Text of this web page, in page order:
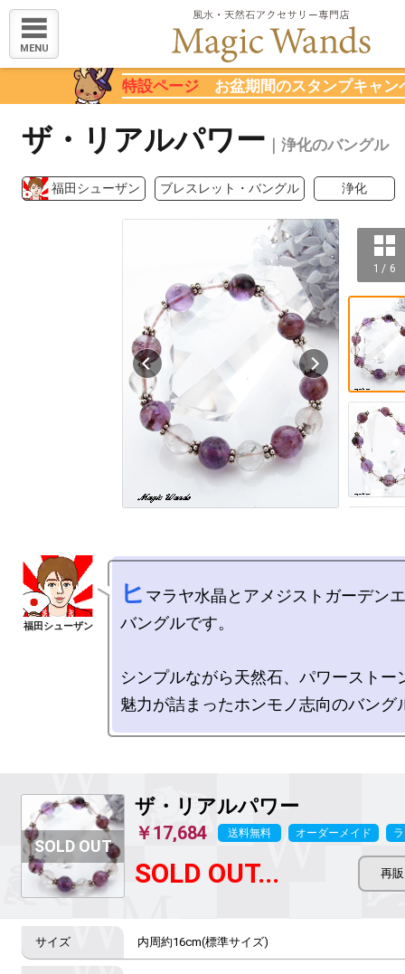
MENU
特設ページ お盆期間のスタンプキャン
ザ・リアルパワー ｜浄化のバングル
福田シューザン ブレスレット・バングル 浄化
1 / 6
ヒ マラヤ水晶とアメジストガーデン
バングルです。
シンプルながら天然石、パワーストー
ザ・リアルパワー
￥17,684 送料無料 オーダーメイド
SOLD OUT...
内周約16cm(標準サイズ)